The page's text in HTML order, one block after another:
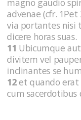
advenae (cfr.
via portantes nisi
dicere horas suas.
11 Ubicumque
divitem vel
inclinantes se
12et quando erat
cum sacerdotibus